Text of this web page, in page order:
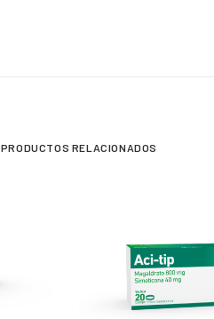
PRODUCTOS RELACIONADOS